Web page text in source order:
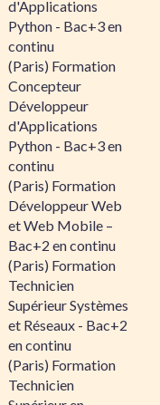
d'Applications
Python - Bac+3 en
continu
(Paris) Formation
Concepteur
Développeur
d'Applications
Python - Bac+3 en
continu
(Paris) Formation
Développeur Web
et Web Mobile –
Bac+2 en continu
(Paris) Formation
Technicien
Supérieur Systèmes
et Réseaux - Bac+2
en continu
(Paris) Formation
Technicien